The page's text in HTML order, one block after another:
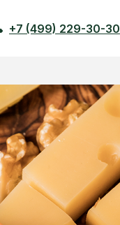
+7 (499) 229-30-30